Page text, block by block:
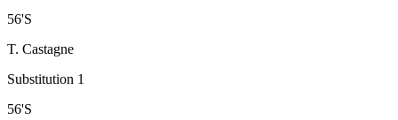
56'S
T. Castagne
Substitution 1
56'S